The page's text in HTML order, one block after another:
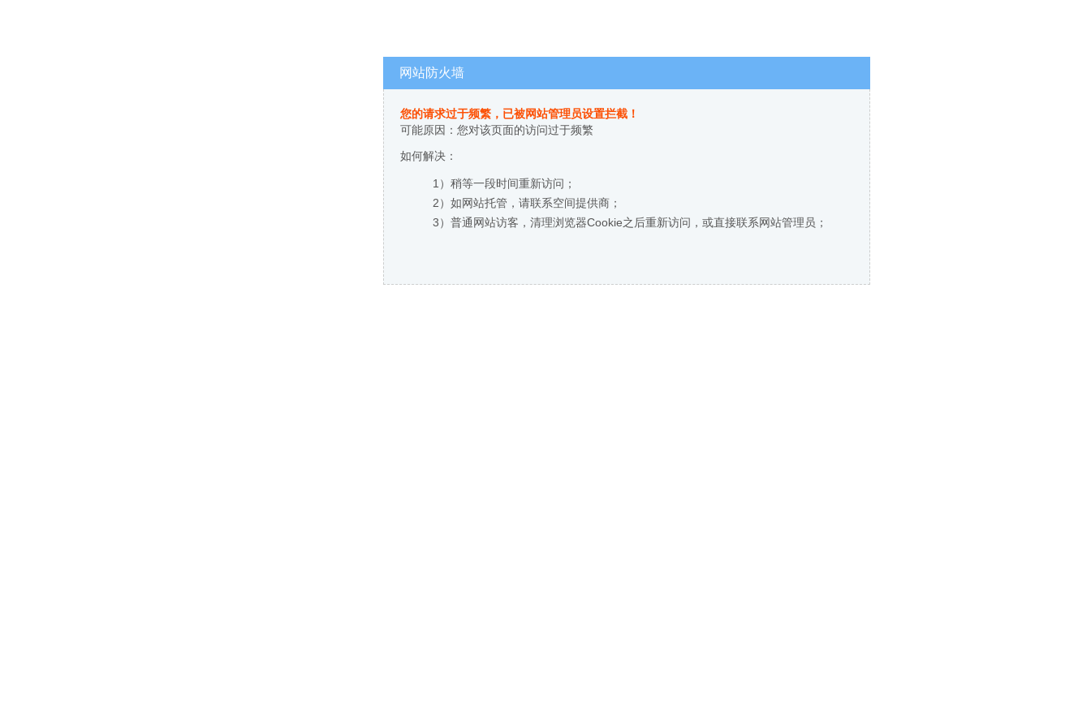
网站防火墙
您的请求过于频繁，已被网站管理员设置拦截！
可能原因：您对该页面的访问过于频繁
如何解决：
1）稍等一段时间重新访问；
2）如网站托管，请联系空间提供商；
3）普通网站访客，清理浏览器Cookie之后重新访问，或直接联系网站管理员；